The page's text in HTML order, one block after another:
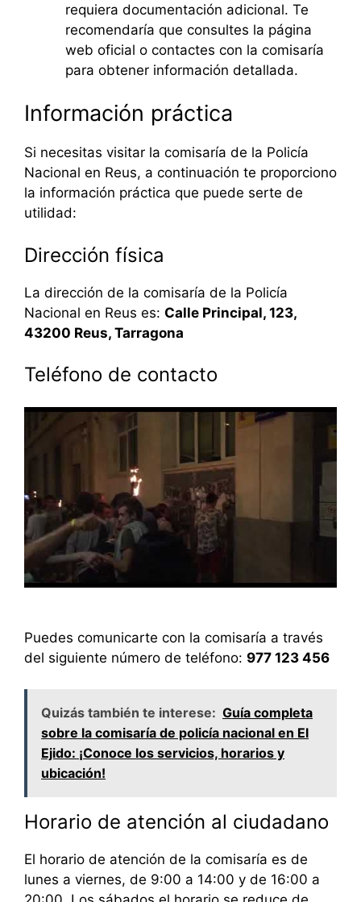
requiera documentación adicional. Te
recomendaría que consultes la página
web oficial o contactes con la comisaría
para obtener información detallada.
Información práctica
Si necesitas visitar la comisaría de la Policía
Nacional en Reus, a continuación te proporciono
la información práctica que puede serte de
utilidad:
Dirección física
La dirección de la comisaría de la Policía
Nacional en Reus es: Calle Principal, 123,
43200 Reus, Tarragona
Teléfono de contacto
Puedes comunicarte con la comisaría a través
del siguiente número de teléfono: 977 123 456
Quizás también te interese: Guía completa
sobre la comisaría de policía nacional en El
Ejido: ¡Conoce los servicios, horarios y
ubicación!
Horario de atención al ciudadano
El horario de atención de la comisaría es de
lunes a viernes, de 9:00 a 14:00 y de 16:00 a